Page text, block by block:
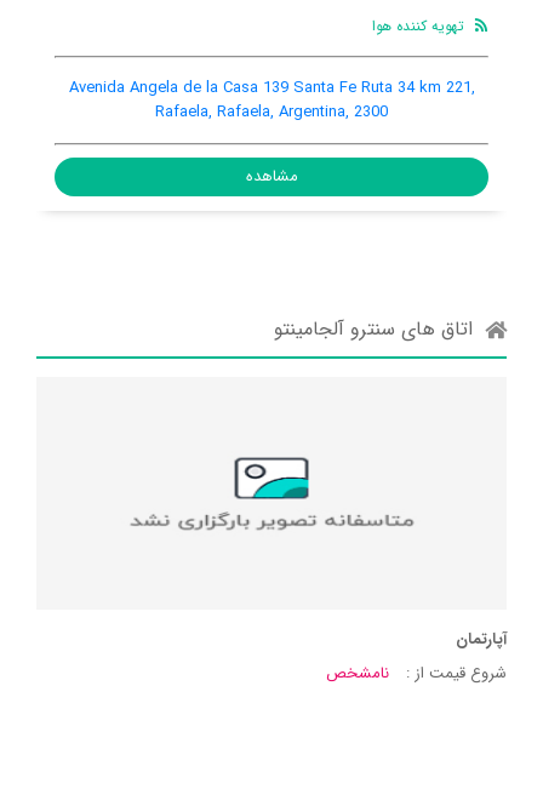
Avenida
Irigoyen 2677, Rafaela, Rafaela, Argentina, 2300
مشاهده
اتاق های سنترو آلجامینتو
آپارتمان
شروع قیمت از :
نامشخص